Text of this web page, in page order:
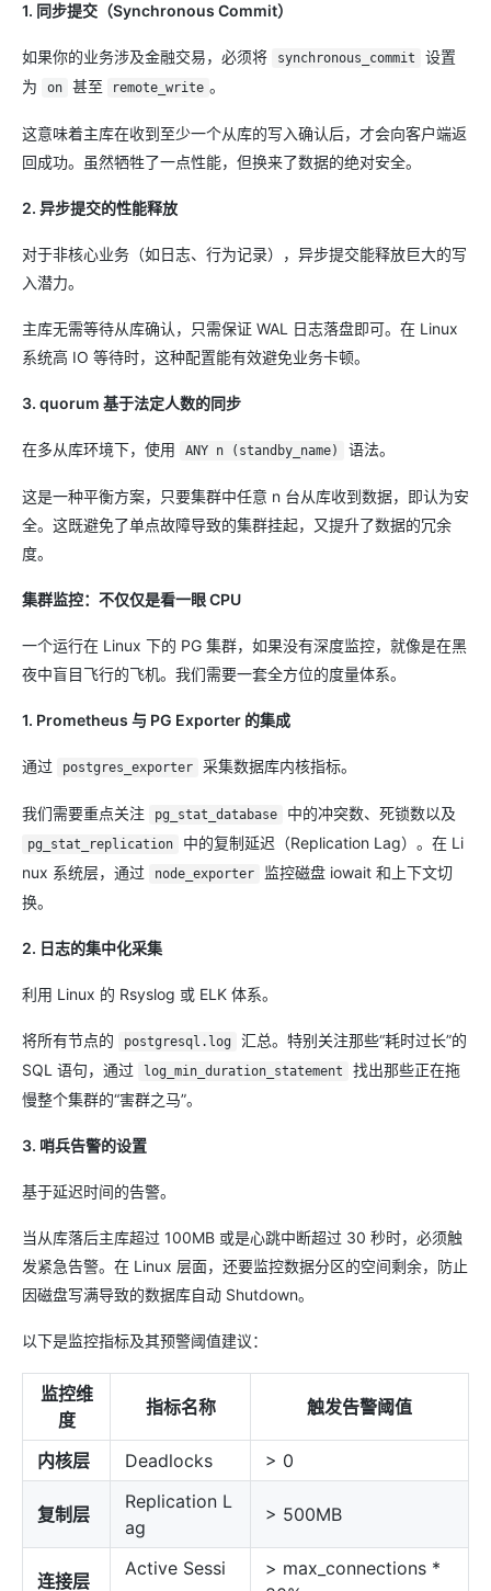
1. 同步提交（Synchronous Commit）
如果你的业务涉及金融交易，必须将 synchronous_commit
设置
为
on 甚至 remote_write 。
这意味着主库在收到至少一个从库的写入确认后，才会向客户端返
回成功。虽然牺牲了一点性能，但换来了数据的绝对安全。
2. 异步提交的性能释放
对于非核心业务（如日志、行为记录），异步提交能释放巨大的写
入潜力。
主库无需等待从库确认，只需保证 WAL 日志落盘即可。在 Linux
系统高 IO 等待时，这种配置能有效避免业务卡顿。
3. quorum 基于法定人数的同步
在多从库环境下，使用 ANY n (standby_name) 语法。
这是一种平衡方案，只要集群中任意 n 台从库收到数据，即认为安
全。这既避免了单点故障导致的集群挂起，又提升了数据的冗余
度。
集群监控：不仅仅是看一眼 CPU
一个运行在 Linux 下的 PG 集群，如果没有深度监控，就像是在黑
夜中盲目飞行的飞机。我们需要一套全方位的度量体系。
1. Prometheus 与 PG Exporter 的集成
通过 postgres_exporter 采集数据库内核指标。
我们需要重点关注 pg_stat_database 中的冲突数、死锁数以及
pg_stat_replication
中的复制延迟（Replication Lag）。在 Li
nux 系统层，通过
node_exporter
监控磁盘 iowait 和上下文切
换。
2. 日志的集中化采集
利用 Linux 的 Rsyslog 或 ELK 体系。
将所有节点的 postgresql.log
汇总。特别关注那些“耗时过长”的
SQL 语句，通过
log_min_duration_statement
找出那些正在拖
慢整个集群的“害群之马”。
3. 哨兵告警的设置
基于延迟时间的告警。
当从库落后主库超过 100MB 或是心跳中断超过 30 秒时，必须触
发紧急告警。在 Linux 层面，还要监控数据分区的空间剩余，防止
因磁盘写满导致的数据库自动 Shutdown。
以下是监控指标及其预警阈值建议：
监控维
度
指标名称 触发告警阈值
内核层 Deadlocks > 0
复制层
Replication L
ag
> 500MB
连接层
Active Sessi
> max_connections *